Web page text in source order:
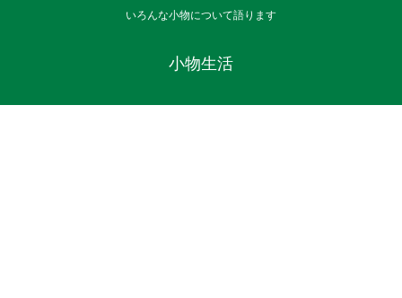
いろんな小物について語ります
小物生活